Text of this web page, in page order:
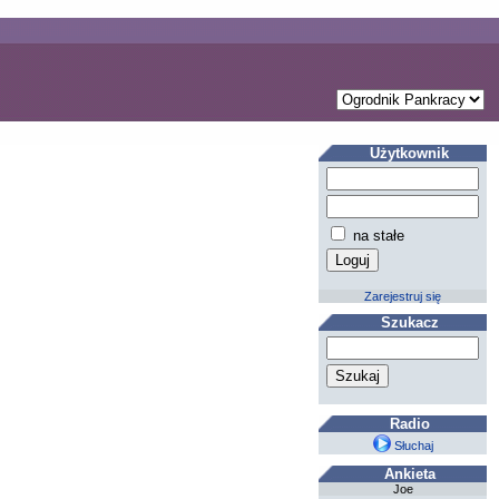
Użytkownik
na stałe
Zarejestruj się
Szukacz
Radio
Słuchaj
Ankieta
Joe